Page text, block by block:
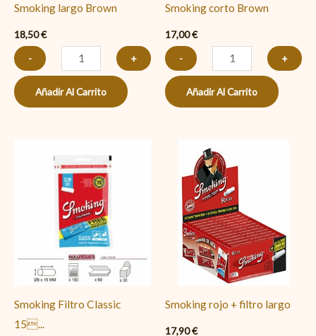
Smoking largo Brown
18,50€
-
+
Añadir Al Carrito
Smoking corto Brown
17,00€
-
+
Añadir Al Carrito
Smoking Filtro Classic
15...
Filtro
Classic
15x6
mm
cantidad
Smoking rojo + filtro largo
17,90€
Smoking
rojo
+
filtro
largo
cantidad